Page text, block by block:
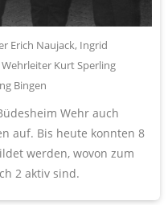
Erich Naujack, Ingrid
Kurt Sperling
Bingen
Wehr auch
auf. Bis heute konnten 8
werden, wovon zum
2 aktiv sind.